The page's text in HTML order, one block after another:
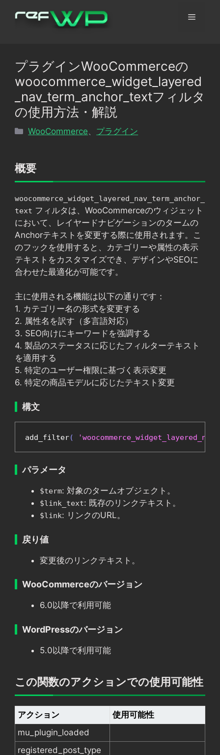
メ
ュ
ー
プラグインWooCommerceの
woocommerce_widget_layered
_nav_term_anchor_textフィルタ
の使用方法・解説
カ
リ
WooCommerce プラグイン
概要
woocommerce_widget_layered_nav_term_anchor_
text フィルタは、WooCommerceのウィジェット
において、レイヤードナビゲーションのタームの
Anchorテキストを変更する際に使用されます。こ
のフックを使用すると、カテゴリーや属性の表示
テキストをカスタマイズでき、デザインやSEOに
合わせた最適化が可能です。
主に使用される機能は以下の通りです：
1. カテゴリー名の形式を変更する
2. 属性名を訳す（多言語対応）
3. SEO向けにキーワードを強調する
4. 製品のステータスに応じたフィルターテキスト
を適用する
5. 特定のユーザー権限に基づく表示変更
6. 特定の商品モデルに応じたテキスト変更
構文
add_filter(
パラメータ
$term: 対象のタームオブジェクト。
$link_text: 既存のリンクテキスト。
$link: リンクのURL。
戻り値
変更後のリンクテキスト。
WooCommerceのバージョン
6.0以降で利用可能
WordPressのバージョン
5.0以降で利用可能
この関数のアクションでの使用可能性
アクション
使用可能性
mu_plugin_loaded
registered_post_type